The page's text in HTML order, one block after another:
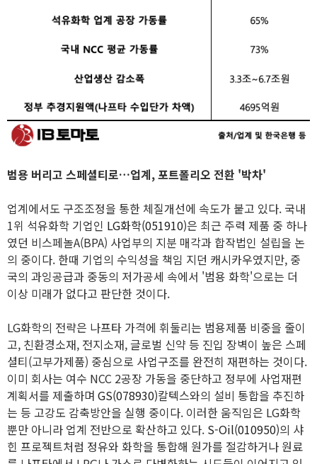
범용 버리고 스페셜티로…업계, 포트폴리오 전환 '박차'
업계에서도 구조조정을 통한 체질개선에 속도가 붙고 있다. 국내
1위 석유화학 기업인 LG화학(051910)은 최근 주력 제품 중 하나
였던 비스페놀A(BPA) 사업부의 지분 매각과 합작법인 설립을 논
의 중이다. 한때 기업의 수익성을 책임 지던 캐시카우였지만, 중
국의 과잉공급과 중동의 저가공세 속에서 '범용 화학'으로는 더
이상 미래가 없다고 판단한 것이다.
LG화학의 전략은 나프타 가격에 휘둘리는 범용제품 비중을 줄이
고, 친환경소재, 전지소재, 글로벌 신약 등 진입 장벽이 높은 스페
셜티(고부가제품) 중심으로 사업구조를 완전히 재편하는 것이다.
이미 회사는 여수 NCC 2공장 가동을 중단하고 정부에 사업재편
계획서를 제출하며 GS(078930)칼텍스와의 설비 통합을 추진하
는 등 고강도 감축방안을 실행 중이다. 이러한 움직임은 LG화학
뿐만 아니라 업계 전반으로 확산하고 있다. S-Oil(010950)의 샤
힌 프로젝트처럼 정유와 화학을 통합해 원가를 절감하거나 원료